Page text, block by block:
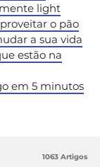
light
o pão
a sua vida
estão na
em 5 minutos
1063 Artigos